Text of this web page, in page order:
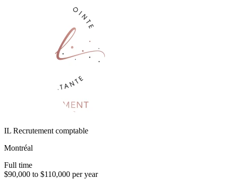
IL Recrutement comptable
Montréal
Full time
$90,000 to $110,000 per year